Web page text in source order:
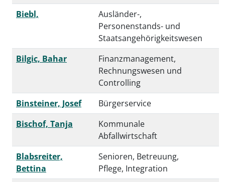
Biebl,
Ausländer-,
Personenstands- und
Staatsangehörigkeitswesen
Bilgic, Bahar
Finanzmanagement,
Rechnungswesen und
Controlling
Binsteiner, Josef
Bürgerservice
Bischof, Tanja
Kommunale
Abfallwirtschaft
Blabsreiter,
Bettina
Senioren, Betreuung,
Pflege, Integration